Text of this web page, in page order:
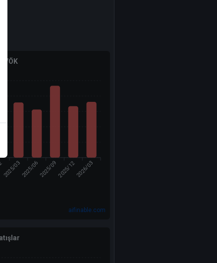
2025/032025/062025/092025/122026/03
aifinable.com